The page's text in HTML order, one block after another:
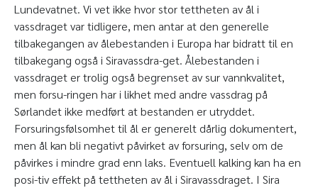
Lundevatnet. Vi vet ikke hvor stor tettheten av ål i
vassdraget var tidligere, men antar at den generelle
tilbakegangen av ålebestanden i Europa har bidratt til en
tilbakegang også i Siravassdra-get. Ålebestanden i
vassdraget er trolig også begrenset av sur vannkvalitet,
men forsu-ringen har i likhet med andre vassdrag på
Sørlandet ikke medført at bestanden er utryddet.
Forsuringsfølsomhet til ål er generelt dårlig dokumentert,
men ål kan bli negativt påvirket av forsuring, selv om de
påvirkes i mindre grad enn laks. Eventuell kalking kan ha en
posi-tiv effekt på tettheten av ål i Siravassdraget. I Sira